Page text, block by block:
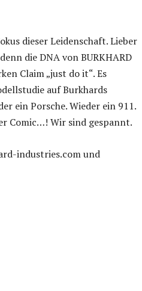
dieser Leidenschaft. Lieber
die DNA von BURKHARD
Claim „just do it“. Es
auf Burkhards
ein Porsche. Wieder ein 911.
Comic…! Wir sind gespannt.
industries.com und